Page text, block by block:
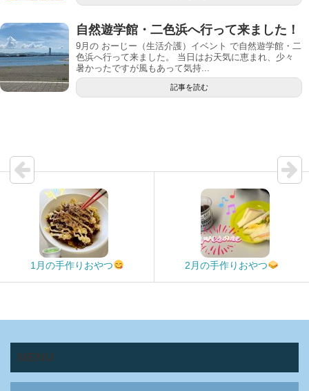
自然遊学館・二色浜へ行って来ました！
9月の おーじー（生活介護）イベント で自然遊学館・二
色浜へ行って来ました。 当日はお天気に恵まれ、少々
暑かったですが風もあって気持...
記事を読む
1月の手作りおやつ 2月の手作りおやつ
MENU